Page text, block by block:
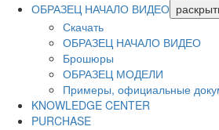
ОБРАЗЕЦ НАЧАЛО ВИДЕО
Скачать
ОБРАЗЕЦ НАЧАЛО ВИДЕО
Брошюры
ОБРАЗЕЦ МОДЕЛИ
Примеры, официальные
KNOWLEDGE CENTER
PURCHASE